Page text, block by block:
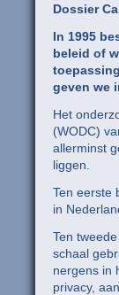
Dossier
In 1995
beleid of
geven we
Het
(WODC)
allerminst
liggen.
Ten eerste
in
Ten
schaal
nergens in
privacy,